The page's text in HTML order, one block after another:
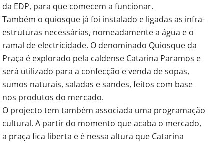
da EDP, para que comecem a funcionar.
Também o quiosque já foi instalado e ligadas as infra-
estruturas necessárias, nomeadamente a água e o
ramal de electricidade. O denominado Quiosque da
Praça é explorado pela caldense Catarina Paramos e
será utilizado para a confecção e venda de sopas,
sumos naturais, saladas e sandes, feitos com base
nos produtos do mercado.
O projecto tem também associada uma programação
cultural. A partir do momento que acaba o mercado,
a praça fica liberta e é nessa altura que Catarina